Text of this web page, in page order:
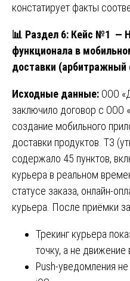
констатирует факты
📊 Раздел 6: Кейс №1 —
функционала в
доставки (арбитражный
Исходные данные: ООО
заключило договор с ООО
создание мобильного
доставки продуктов. ТЗ
содержало 45 пунктов,
курьера в реальном
статусе заказа, онлайн-
курьера. После приёмки
Трекинг курьера
точку, а не движение
Push-уведомления